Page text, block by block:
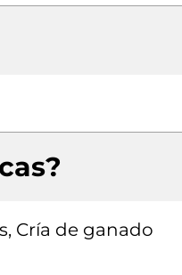
Cría de ganado